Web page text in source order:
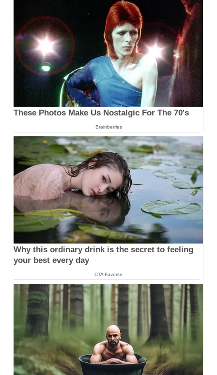
These Photos Make Us Nostalgic For The 70's
Brainberries
Why this ordinary drink is the secret to feeling
your best every day
CTA Favorite